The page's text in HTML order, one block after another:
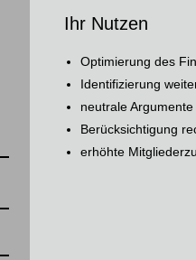
Ihr Nutzen
Optimierung des
Identifizierung
neutrale
Berücksichtigung
erhöhte